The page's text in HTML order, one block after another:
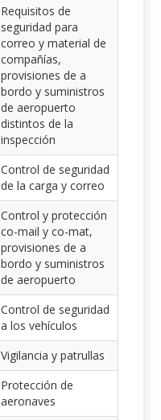
Requisitos de
seguridad para
correo y material de
compañías,
provisiones de a
bordo y suministros
de aeropuerto
distintos de la
inspección
Control de seguridad
de la carga y correo
Control y protección
co-mail y co-mat,
provisiones de a
bordo y suministros
de aeropuerto
Control de seguridad
a los vehículos
Vigilancia y patrullas
Protección de
aeronaves